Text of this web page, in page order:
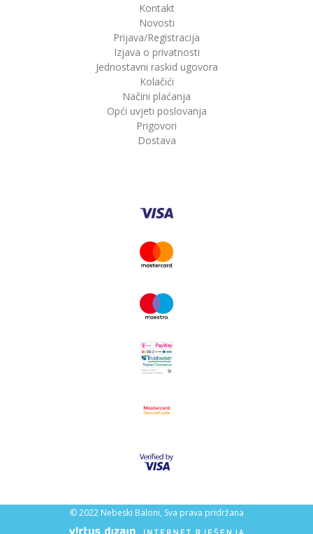
Kontakt
Novosti
Prijava/Registracija
Izjava o privatnosti
Jednostavni raskid ugovora
Kolačići
Načini plaćanja
Opći uvjeti poslovanja
Prigovori
Dostava
© 2022 Nebeski Baloni, Sva prava pridržana